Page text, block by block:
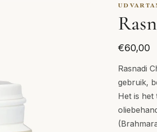
€60,00
Rasnadi
gebruik,
Het is het